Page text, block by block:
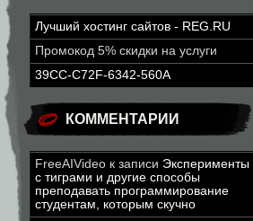
Лучший хостинг сайтов - REG.RU
Промокод 5% скидки на услуги
39CC-C72F-6342-560A
КОММЕНТАРИИ
FreeAIVideo к записи Эксперименты
с тиграми и другие способы
преподавать программирование
студентам, которым скучно